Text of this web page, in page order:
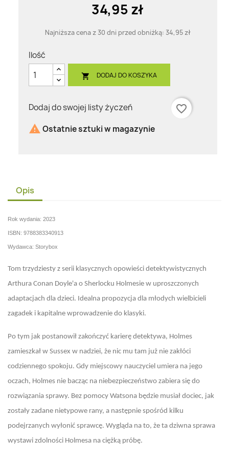
34,95 zł
Najniższa cena z 30 dni przed obniżką: 34,95 zł
Ilość
 DODAJ DO KOSZYKA
Dodaj do swojej listy życzeń
favorite_border
 Ostatnie sztuki w magazynie
Opis
Rok wydania: 2023
ISBN: 9788383340913
Wydawca: Storybox
Tom trzydziesty z serii klasycznych opowieści detektywistycznych
Arthura Conan Doyle'a o Sherlocku Holmesie w uproszczonych
adaptacjach dla dzieci. Idealna propozycja dla młodych wielbicieli
zagadek i kapitalne wprowadzenie do klasyki.
Po tym jak postanowił zakończyć karierę detektywa, Holmes
zamieszkał w Sussex w nadziei, że nic mu tam już nie zakłóci
codziennego spokoju. Gdy miejscowy nauczyciel umiera na jego
oczach, Holmes nie bacząc na niebezpieczeństwo zabiera się do
rozwiązania sprawy. Bez pomocy Watsona będzie musiał dociec, jak
zostały zadane nietypowe rany, a następnie spośród kilku
podejrzanych wyłonić sprawcę. Wygląda na to, że ta dziwna sprawa
wystawi zdolności Holmesa na ciężką próbę.